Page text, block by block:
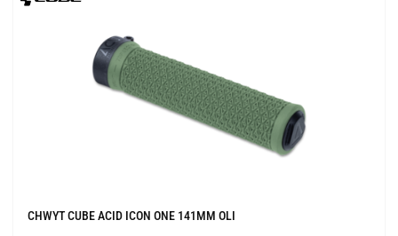
CHWYT CUBE ACID ICON ONE 141MM OLI